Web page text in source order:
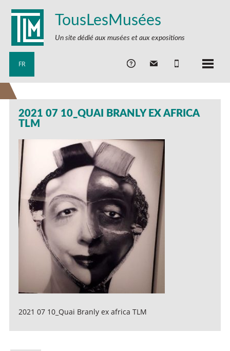
TousLesMusées
Un site dédié aux musées et aux expositions
FR
2021 07 10_QUAI BRANLY EX AFRICA
TLM
2021 07 10_Quai Branly ex africa TLM